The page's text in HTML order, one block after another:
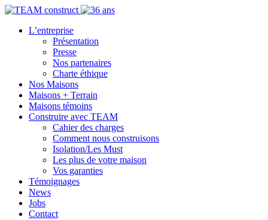
L’entreprise
Présentation
Presse
Nos partenaires
Charte éthique
Nos Maisons
Maisons + Terrain
Maisons témoins
Construire avec TEAM
Cahier des charges
Comment nous construisons
Isolation/Les Must
Les plus de votre maison
Vos garanties
Témoignages
News
Jobs
Contact